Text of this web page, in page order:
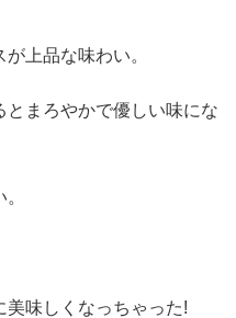
上品な味わい。
とまろやかで優しい味にな
味しくなっちゃった!